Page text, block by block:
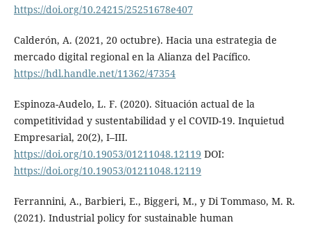
https://doi.org/10.24215/25251678e407
Calderón, A. (2021, 20 octubre). Hacia una estrategia de
mercado digital regional en la Alianza del Pacífico.
https://hdl.handle.net/11362/47354
Espinoza-Audelo, L. F. (2020). Situación actual de la
competitividad y sustentabilidad y el COVID-19. Inquietud
Empresarial, 20(2), I–III.
https://doi.org/10.19053/01211048.12119 DOI:
https://doi.org/10.19053/01211048.12119
Ferrannini, A., Barbieri, E., Biggeri, M., y Di Tommaso, M. R.
(2021). Industrial policy for sustainable human